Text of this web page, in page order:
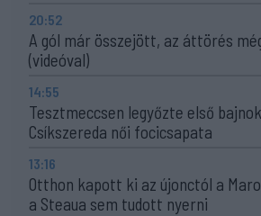
20:52
A gól már összejött, az áttörés
(videóval)
14:55
Tesztmeccsen legyőzte első
Csíkszereda női focicsapata
13:16
Otthon kapott ki az újonctól a
a Steaua sem tudott nyerni